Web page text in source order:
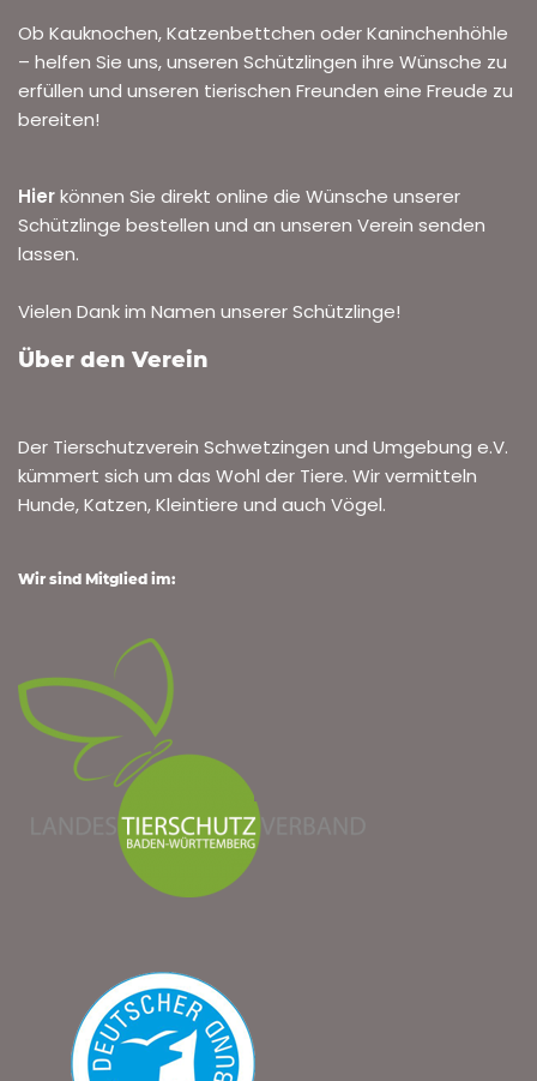
Ob Kauknochen, Katzenbettchen oder Kaninchenhöhle
– helfen Sie uns, unseren Schützlingen ihre Wünsche zu
erfüllen und unseren tierischen Freunden eine Freude zu
bereiten!
Hierkönnen Sie direkt online die Wünsche unserer
Schützlinge bestellen und an unseren Verein senden
lassen.
Vielen Dank im Namen unserer Schützlinge!
Über den Verein
Der Tierschutzverein Schwetzingen und Umgebung e.V.
kümmert sich um das Wohl der Tiere. Wir vermitteln
Hunde, Katzen, Kleintiere und auch Vögel.
Wir sind Mitglied im: